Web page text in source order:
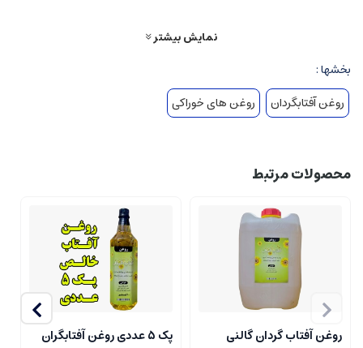
نمایش بیشتر
بخشها :
روغن آفتابگردان
روغن های خوراکی
محصولات مرتبط
روغن آفتاب گردان گالنی
پک 5 عددی روغن آفتابگران